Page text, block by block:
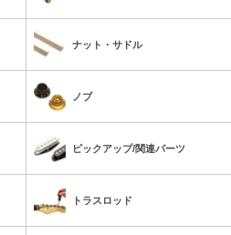
ナット・サドル
ノブ
ピックアップ/関連パーツ
トラスロッド